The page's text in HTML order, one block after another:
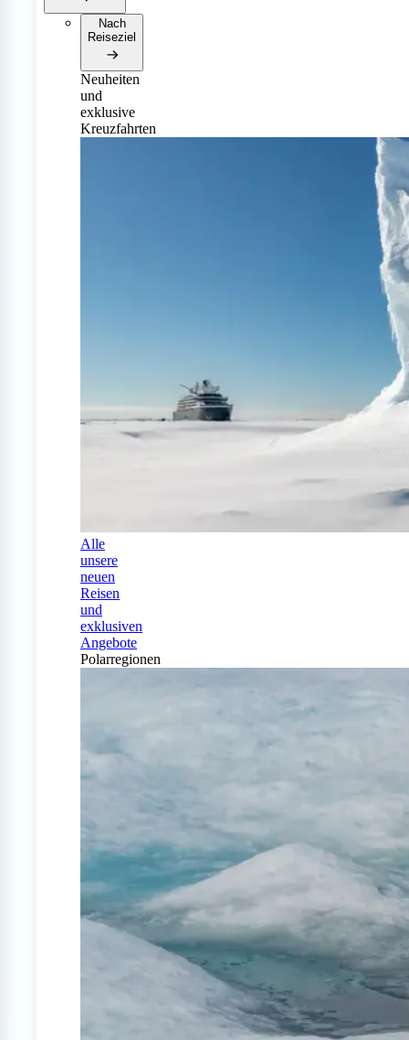
Nach
Reiseziel
Neuheiten
und
exklusive
Kreuzfahrten
Alle
unsere
neuen
Reisen
und
exklusiven
Angebote
Polarregionen